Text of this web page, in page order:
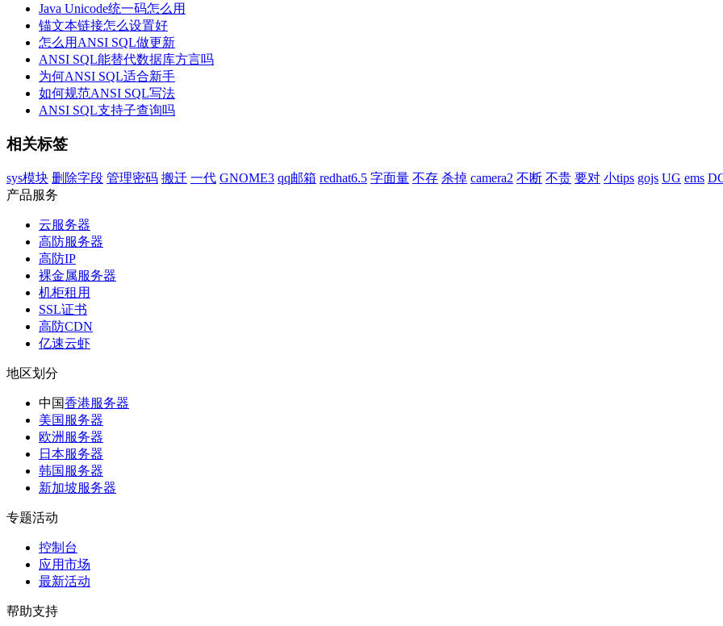
Java Unicode统一码怎么用
锚文本链接怎么设置好
怎么用ANSI SQL做更新
ANSI SQL能替代数据库方言吗
为何ANSI SQL适合新手
如何规范ANSI SQL写法
ANSI SQL支持子查询吗
相关标签
sys模块 删除字段 管理密码 搬迁 一代 GNOME3 qq邮箱 redhat6.5 字面量 不存 杀掉 camera2 不断 不贵 要对 小tips gojs UG ems
产品服务
云服务器
高防服务器
高防IP
裸金属服务器
机柜租用
SSL证书
高防CDN
亿速云虾
地区划分
中国香港服务器
美国服务器
欧洲服务器
日本服务器
韩国服务器
新加坡服务器
专题活动
控制台
应用市场
最新活动
帮助支持